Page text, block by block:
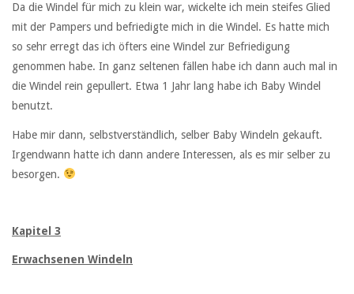
Da die Windel für mich zu klein war, wickelte ich mein steifes Glied
mit der Pampers und befriedigte mich in die Windel. Es hatte mich
so sehr erregt das ich öfters eine Windel zur Befriedigung
genommen habe. In ganz seltenen fällen habe ich dann auch mal in
die Windel rein gepullert. Etwa 1 Jahr lang habe ich Baby Windel
benutzt.
Habe mir dann, selbstverständlich, selber Baby Windeln gekauft.
Irgendwann hatte ich dann andere Interessen, als es mir selber zu
besorgen.
Kapitel 3
Erwachsenen Windeln